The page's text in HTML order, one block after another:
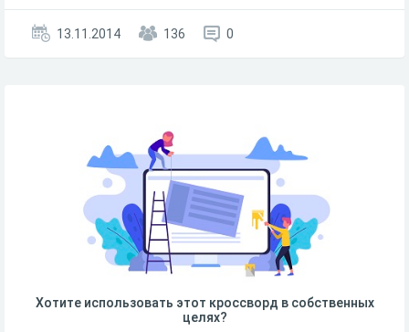
13.11.2014 136 0
Хотите использовать этот кроссворд в собственных
целях?